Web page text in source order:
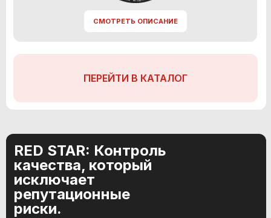
СМОТРЕТЬ ОПИСАНИЕ
ПЕРЕЙТИ В КАТАЛОГ
RED STAR: Контроль
качества, который
исключает
репутационные
риски.